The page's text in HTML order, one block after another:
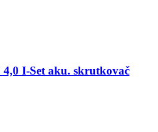
I-Set aku. skrutkovač